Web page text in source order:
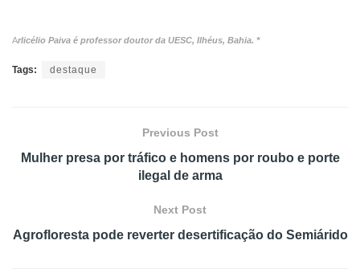
Arlicélio Paiva é professor doutor da UESC, Ilhéus, Bahia. *
Tags: destaque
Previous Post
Mulher presa por tráfico e homens por roubo e porte
ilegal de arma
Next Post
Agrofloresta pode reverter desertificação do Semiárido